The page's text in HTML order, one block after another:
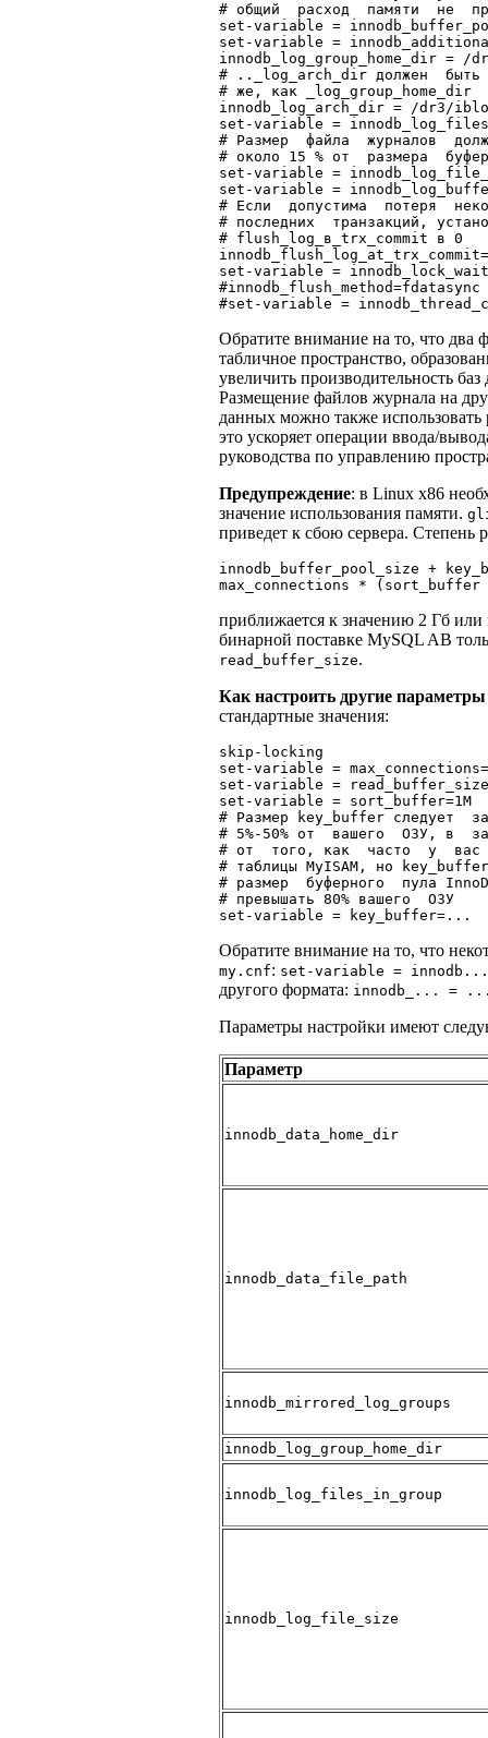
# общий  расход  памяти  не
set-variable =
set-variable =
innodb_log_group_home_dir = /
# .._log_arch_dir должен  быть
# же, как _log_group_home_dir
innodb_log_arch_dir = /dr3/
set-variable =
# Размер  файла  журналов
# около 15 % от  размера
set-variable =
set-variable =
# Если  допустима  потеря
# последних  транзакций,
# flush_log_в_trx_commit в 0
set-variable =
#innodb_flush_method=fdatasync
Обратите внимание на то, что два
табличное пространство,
увеличить производительность
Размещение файлов журнала на
данных можно также использовать
это ускоряет операции ввода/
руководства по управлению
Предупреждение: в Linux x86
значение использования памяти.
приведет к сбою сервера. Степень
innodb_buffer_pool_size +
приближается к значению 2 Гб
бинарной поставке MySQL AB
read_buffer_size.
Как настроить другие параметры
стандартные значения:
skip-locking
set-variable =
set-variable =
set-variable = sort_buffer=1M
# Размер key_buffer следует
# 5%-50% от  вашего  ОЗУ, в
# от  того, как  часто  у  вас
# таблицы MyISAM, но
# размер  буферного  пула
# превышать 80% вашего  ОЗУ
Обратите внимание на то, что
my.cnf: set-variable =
другого формата: innodb_... =
Параметры настройки имеют
Параметр
innodb_data_home_dir
innodb_data_file_path
innodb_mirrored_log_groups
innodb_log_group_home_dir
innodb_log_files_in_group
innodb_log_file_size